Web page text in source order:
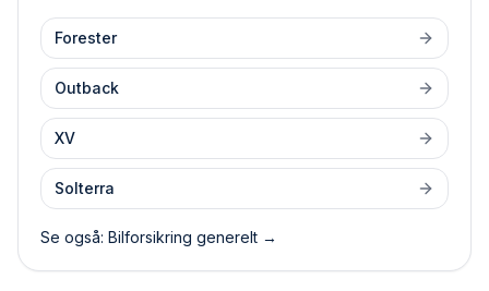
Forester
Outback
XV
Solterra
Se også: Bilforsikring generelt →